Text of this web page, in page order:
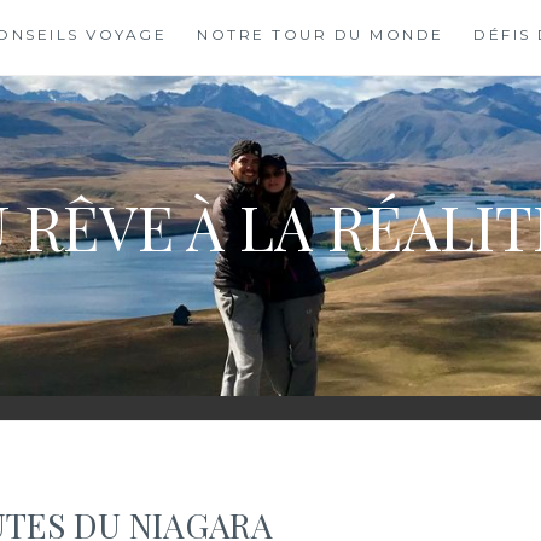
VOYAGE NOTRE TOUR DU MONDE DÉFIS
RÊVE À LA
DU NIAGARA